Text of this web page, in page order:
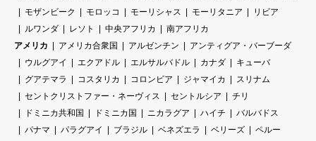
モザンビーク
モロッコ モーリシャス モーリタニア
リビア
ルワンダ
レソト 中央アフリカ
南アフリカ
アメリカ
アメリカ合衆国 アルゼンチン
アンティグア・バーブーダ
ウルグアイ
エクアドル エルサルバドル カナダ
キューバ
グアテマラ
コスタリカ コロンビア ジャマイカ
スリナム
セントクリストファー・ネーヴィス
セントルシア
チリ
ドミニカ共和国
ドミニカ国 ニカラグア ハイチ
バルバドス
パナマ
パラグアイ ブラジル ベネズエラ ベリーズ
ペルー